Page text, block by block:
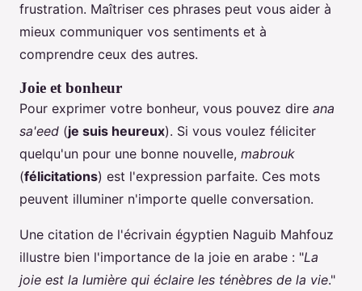
frustration. Maîtriser ces phrases peut vous aider à
mieux communiquer vos sentiments et à
comprendre ceux des autres.
Joie et bonheur
Pour exprimer votre bonheur, vous pouvez dire ana
sa'eed (je suis heureux). Si vous voulez féliciter
quelqu'un pour une bonne nouvelle, mabrouk
(félicitations) est l'expression parfaite. Ces mots
peuvent illuminer n'importe quelle conversation.
Une citation de l'écrivain égyptien Naguib Mahfouz
illustre bien l'importance de la joie en arabe : "La
joie est la lumière qui éclaire les ténèbres de la vie."